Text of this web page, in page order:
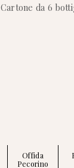
Cartone da 6
Offida
Pecorino